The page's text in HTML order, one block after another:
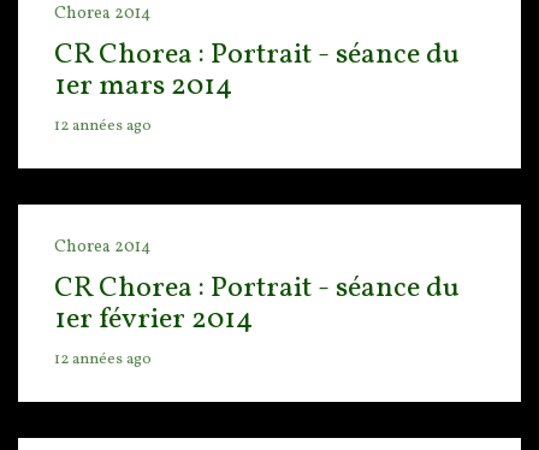
Chorea 2014
CR Chorea : Portrait - séance du
1er mars 2014
12 années ago
Chorea 2014
CR Chorea : Portrait - séance du
1er février 2014
12 années ago